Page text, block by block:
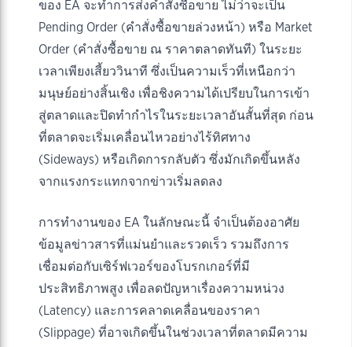
ของ EA จะทำการส่งคำสั่งซื้อขาย ไม่ว่าจะเป็น
Pending Order (คำสั่งซื้อขายล่วงหน้า) หรือ Market
Order (คำสั่งซื้อขาย ณ ราคาตลาดทันที) ในระยะ
เวลาเพียงเสี้ยววินาที ซึ่งเป็นความเร็วที่เหนือกว่า
มนุษย์อย่างสิ้นเชิง เพื่อชิงความได้เปรียบในการเข้า
สู่ตลาดและปิดทำกำไรในระยะเวลาอันสั้นที่สุด ก่อน
ที่ตลาดจะเริ่มเคลื่อนไหวอย่างไร้ทิศทาง
(Sideways) หรือเกิดการกลับตัว ซึ่งมักเกิดขึ้นหลัง
จากแรงกระแทกจากข่าวเริ่มลดลง
การทำงานของ EA ในลักษณะนี้ จำเป็นต้องอาศัย
ข้อมูลข่าวสารที่แม่นยำและรวดเร็ว รวมถึงการ
เชื่อมต่อกับเซิร์ฟเวอร์ของโบรกเกอร์ที่มี
ประสิทธิภาพสูง เพื่อลดปัญหาเรื่องความหน่วง
(Latency) และการคลาดเคลื่อนของราคา
(Slippage) ที่อาจเกิดขึ้นในช่วงเวลาที่ตลาดมีความ